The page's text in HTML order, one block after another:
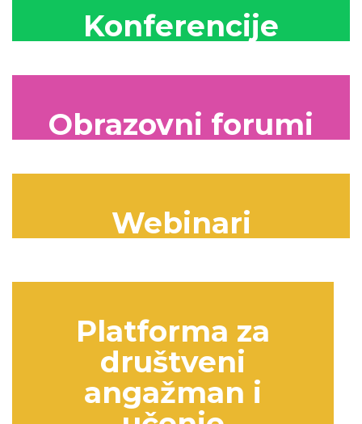
Konferencije
Obrazovni forumi
Webinari
Platforma za
društveni
angažman i